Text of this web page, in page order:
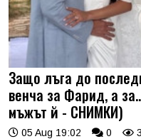
Защо лъга до
венча за Фарид, а
мъжът й - СНИМКИ)
05 Aug 19:02 0